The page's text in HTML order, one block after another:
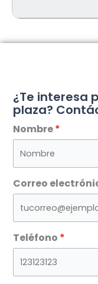
¿Te interesa
plaza?
Nombre
Correo
Teléfono